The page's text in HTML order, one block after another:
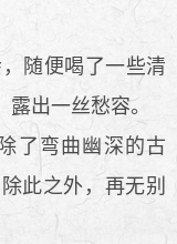
随便喝了一些清
出一丝愁容。
了弯曲幽深的古
此之外，再无别